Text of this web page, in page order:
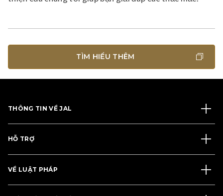
TÌM HIỂU THÊM
THÔNG TIN VỀ JAL
HỖ TRỢ
VỀ LUẬT PHÁP